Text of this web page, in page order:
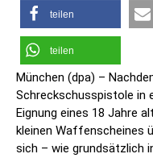
teilen
teilen
München (dpa) –
Schreckschusspistole in
Eignung eines 18 Jahre
kleinen Waffenscheines
sich – wie grundsätzlich